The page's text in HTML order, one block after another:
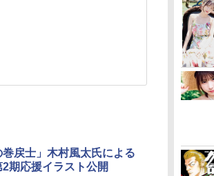
戻士」木村風太氏による
期応援イラスト公開